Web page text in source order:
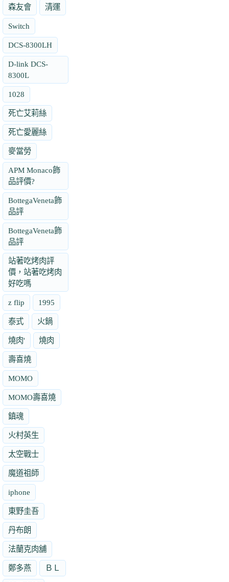
森友會 清運
Switch
DCS-8300LH
D-link DCS-
8300L
1028
死亡艾莉絲
死亡愛麗絲
麥當勞
APM Monaco飾
品評價?
BottegaVeneta飾
品評
BottegaVeneta飾
品評
站著吃烤肉評
價，站著吃烤肉
好吃嗎
z flip 1995
泰式 火鍋
燒肉' 燒肉
壽喜燒
MOMO
MOMO壽喜燒
鎮魂
火村英生
太空戰士
魔道祖師
iphone
東野圭吾
丹布朗
法蘭克肉舖
鄭多燕 ＢＬ